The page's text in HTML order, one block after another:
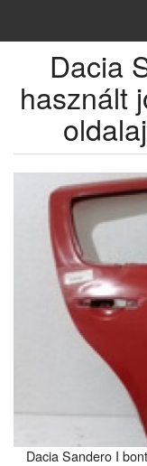
Dacia
használt
Dacia Sandero I